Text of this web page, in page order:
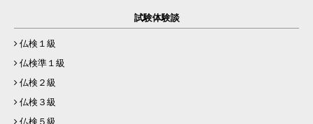
試験体験談
仏検１級
仏検準１級
仏検２級
仏検３級
仏検５級